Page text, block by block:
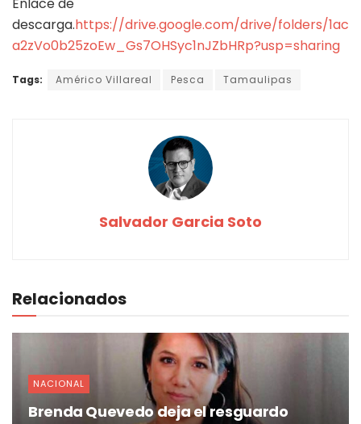
Enlace de
descarga.https://drive.google.com/drive/folders/1ac
a2zVo0b25zoEw_Gs7OHSyc1nJZbHRp?usp=sharing
Tags: Américo Villareal Pesca Tamaulipas
Salvador Garcia Soto
Relacionados
NACIONAL
Brenda Quevedo deja el resguardo